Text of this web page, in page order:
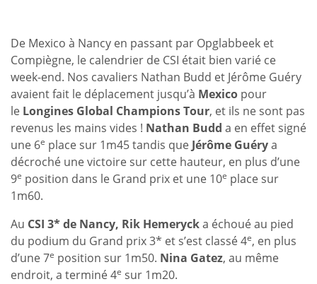
De Mexico à Nancy en passant par Opglabbeek et
Compiègne, le calendrier de CSI était bien varié ce
week-end. Nos cavaliers Nathan Budd et Jérôme Guéry
avaient fait le déplacement jusqu’à Mexico pour
le Longines Global Champions Tour, et ils ne sont pas
revenus les mains vides ! Nathan Budd a en effet signé
une 6e place sur 1m45 tandis que Jérôme Guérya
décroché une victoire sur cette hauteur, en plus d’une
9e position dans le Grand prix et une 10e place sur
1m60.
Au CSI 3* de Nancy, Rik Hemerycka échoué au pied
du podium du Grand prix 3* et s’est classé 4e, en plus
d’une 7e position sur 1m50. Nina Gatez, au même
endroit, a terminé 4e sur 1m20.